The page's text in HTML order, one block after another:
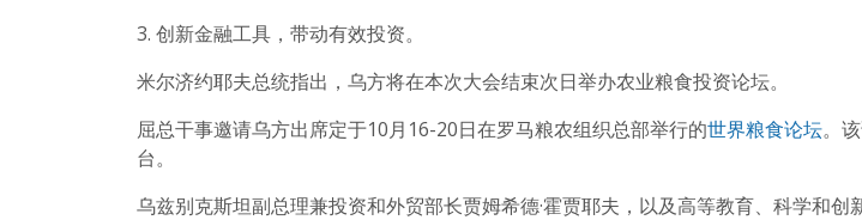
3. 创新金融工具，带动有效投资。
米尔济约耶夫总统指出，乌方将在本次大会结束次日举办农业粮食投资论坛。
屈总干事邀请乌方出席定于10月16-20日在罗马粮农组织总部举行的世界粮食论坛。
台。
乌兹别克斯坦副总理兼投资和外贸部长贾姆希德·霍贾耶夫，以及高等教育、科学和创